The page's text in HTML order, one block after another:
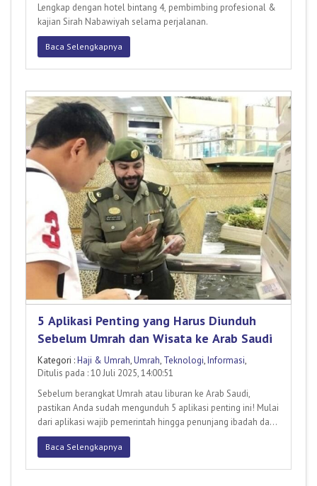
Lengkap dengan hotel bintang 4, pembimbing profesional &
kajian Sirah Nabawiyah selama perjalanan.
Baca Selengkapnya
5 Aplikasi Penting yang Harus Diunduh
Sebelum Umrah dan Wisata ke Arab Saudi
Kategori :Haji & Umrah,Umrah, Teknologi,Informasi,
Ditulis pada : 10 Juli 2025, 14:00:51
Sebelum berangkat Umrah atau liburan ke Arab Saudi,
pastikan Anda sudah mengunduh 5 aplikasi penting ini! Mulai
dari aplikasi wajib pemerintah hingga penunjang ibadah dan
perj
Baca Selengkapnya